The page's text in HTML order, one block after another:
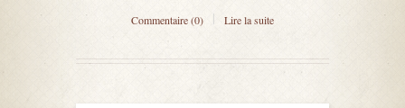
Commentaire (0)
Lire la suite